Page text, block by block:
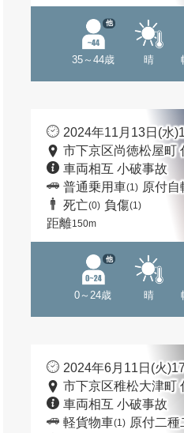
35～44歳
他
晴
2024年11月13日(水
市下京区尚徳松屋町
車両相互 小破事故
普通乗用車(1) 原付自
死亡(0) 負傷(1)
距離150m
0～24歳
他
晴
2024年6月11日(火
市下京区稚松大津町
車両相互 小破事故
軽貨物車(1) 原付二種